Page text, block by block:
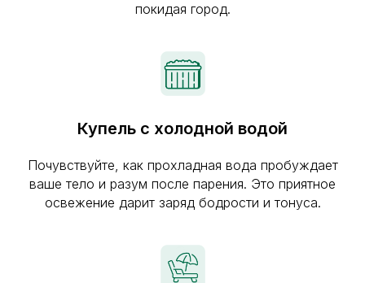
покидая город.
Купель с холодной водой
Почувствуйте, как прохладная вода пробуждает
ваше тело и разум после парения. Это приятное
освежение дарит заряд бодрости и тонуса.